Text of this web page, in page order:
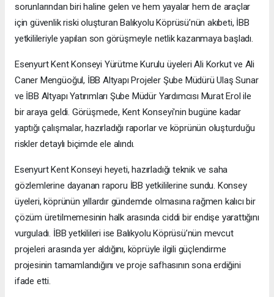
sorunlarından biri haline gelen ve hem yayalar hem de araçlar
için güvenlik riski oluşturan Balıkyolu Köprüsü’nün akıbeti, İBB
yetkilileriyle yapılan son görüşmeyle netlik kazanmaya başladı.
Esenyurt Kent Konseyi Yürütme Kurulu üyeleri Ali Korkut ve Ali
Caner Mengüoğul, İBB Altyapı Projeler Şube Müdürü Ulaş Sunar
ve İBB Altyapı Yatırımları Şube Müdür Yardımcısı Murat Erol ile
bir araya geldi. Görüşmede, Kent Konseyi'nin bugüne kadar
yaptığı çalışmalar, hazırladığı raporlar ve köprünün oluşturduğu
riskler detaylı biçimde ele alındı.
Esenyurt Kent Konseyi heyeti, hazırladığı teknik ve saha
gözlemlerine dayanan raporu İBB yetkililerine sundu. Konsey
üyeleri, köprünün yıllardır gündemde olmasına rağmen kalıcı bir
çözüm üretilmemesinin halk arasında ciddi bir endişe yarattığını
vurguladı. İBB yetkilileri ise Balıkyolu Köprüsü’nün mevcut
projeleri arasında yer aldığını, köprüyle ilgili güçlendirme
projesinin tamamlandığını ve proje safhasının sona erdiğini
ifade etti.